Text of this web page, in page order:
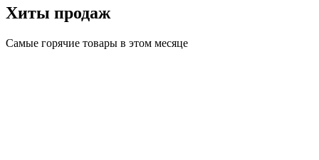
Хиты продаж
Самые горячие товары в этом месяце